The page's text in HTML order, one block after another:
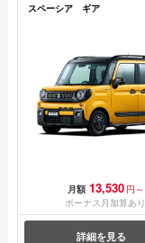
スペーシア ギア
月額 13,530 円～
ボーナス月加算あり
詳細を見る